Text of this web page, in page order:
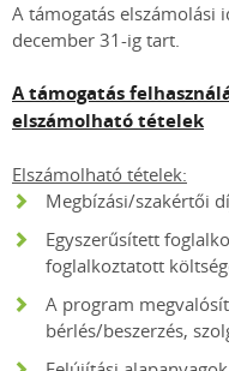
A támogatás elszámolási
december 31-ig tart.
A támogatás
elszámolható tételek
Elszámolható tételek:
Megbízási/szakértői
Egyszerűsített
foglalkoztatott
A program
bérlés/beszerzés,